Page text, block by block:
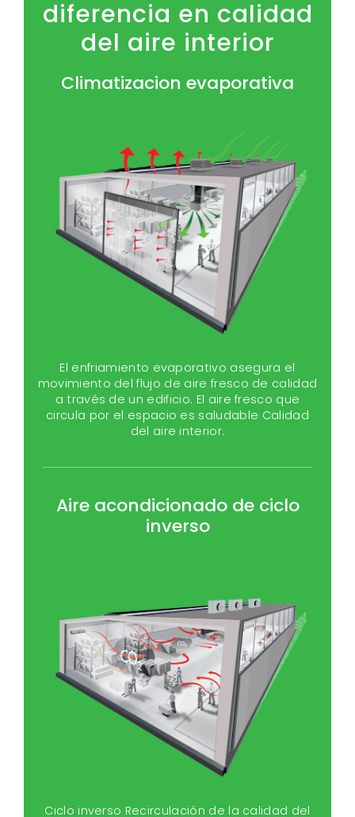
diferencia en calidad
del aire interior
Climatizacion evaporativa
El enfriamiento evaporativo asegura el
movimiento del flujo de aire fresco de calidad
a través de un edificio. El aire fresco que
circula por el espacio es saludable Calidad
del aire interior.
Aire acondicionado de ciclo
inverso
Ciclo inverso Recirculación de la calidad del